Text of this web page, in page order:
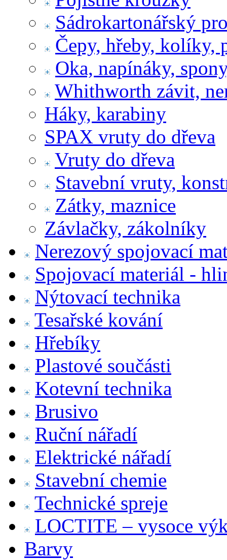
Sádrokartonářský
Čepy, hřeby, kolíky,
Oka, napínáky,
Whithworth závit,
Háky, karabiny
SPAX vruty do dřeva
Vruty do dřeva
Stavební vruty,
Zátky, maznice
Závlačky, zákolníky
Nerezový spojovací
Spojovací materiál -
Nýtovací technika
Tesařské kování
Hřebíky
Plastové součásti
Kotevní technika
Brusivo
Ruční nářadí
Elektrické nářadí
Stavební chemie
Technické spreje
LOCTITE – vysoce
Barvy